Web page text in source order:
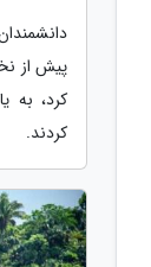
پیش از
کرد، به
کردند.